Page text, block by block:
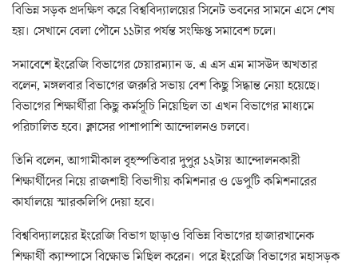
বিভিন্ন সড়ক প্রদক্ষিণ করে বিশ্ববিদ্যালয়ের সিনেট ভবনের সামনে এসে শেষ
হয়। সেখানে বেলা পৌনে ১১টার পর্যন্ত সংক্ষিপ্ত সমাবেশ চলে।
সমাবেশে ইংরেজি বিভাগের চেয়ারম্যান ড. এ এস এম মাসউদ অখতার
বলেন, মঙ্গলবার বিভাগের জরুরি সভায় বেশ কিছু সিদ্ধান্ত নেয়া হয়েছে।
বিভাগের শিক্ষার্থীরা কিছু কর্মসূচি নিয়েছিল তা এখন বিভাগের মাধ্যমে
পরিচালিত হবে। ক্লাসের পাশাপাশি আন্দোলনও চলবে।
তিনি বলেন, আগামীকাল বৃহস্পতিবার দুপুর ১২টায় আন্দোলনকারী
শিক্ষার্থীদের নিয়ে রাজশাহী বিভাগীয় কমিশনার ও ডেপুটি কমিশনারের
কার্যালয়ে স্মারকলিপি দেয়া হবে।
বিশ্ববিদ্যালয়ের ইংরেজি বিভাগ ছাড়াও বিভিন্ন বিভাগের হাজারখানেক
শিক্ষার্থী ক্যাম্পাসে বিক্ষোভ মিছিল করেন। পরে ইংরেজি বিভাগের মহাসড়ক